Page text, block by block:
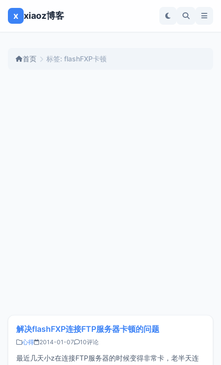
x xiaoz博客
首页 标签: flashFXP卡顿
解决flashFXP连接FTP服务器卡顿的问题
心得 2014-01-07 10评论
最近几天小z在连接FTP服务器的时候变得非常卡，老半天连